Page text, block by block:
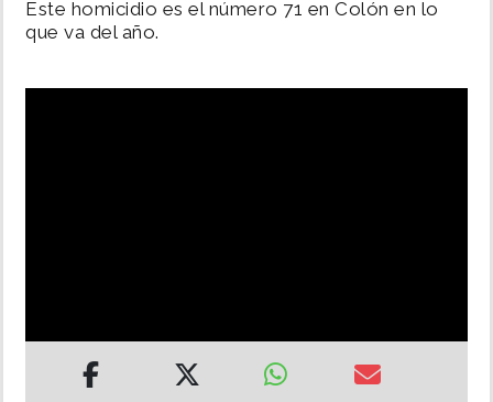
NACIONAL
MULTIMEDIA
Este homicidio es el número 71 en Colón en lo
que va del año.